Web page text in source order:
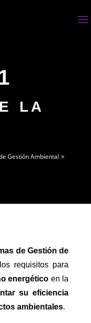
la
Gestión Ambiental »
de Gestión de
requisitos para
energético en la
su eficiencia
ambientales.